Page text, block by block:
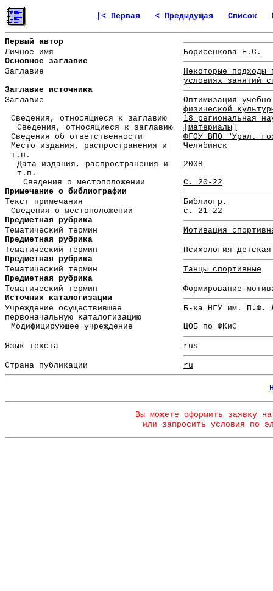
|< Первая < Предыдущая Список
Первый автор
Личное имя
Борисенкова Е.С.
Основное заглавие
Заглавие
Некоторые подходы
условиях занятий
Заглавие источника
Заглавие
Оптимизация
физической
Сведения, относящиеся к заглавию
18 региональная
Сведения, относящиеся к заглавию
[материалы]
Сведения об ответственности
ФГОУ ВПО "Урал.
Место издания, распространения и
т.п.
Челябинск
Дата издания, распространения и
т.п.
2008
Сведения о местоположении
С. 20-22
Примечание о библиографии
Текст примечания
Библиогр.
Сведения о местоположении
с. 21-22
Предметная рубрика
Тематический термин
Мотивация
Предметная рубрика
Тематический термин
Психология детская
Предметная рубрика
Тематический термин
Танцы спортивные
Предметная рубрика
Тематический термин
Формирование
Источник каталогизации
Учреждение осуществившее
первоначальную каталогизацию
Б-ка НГУ им. П.Ф.
Модифицирующее учреждение
ЦОБ по ФКиС
Язык текста rus
Страна публикации ru
Вы можете оформить заявку
или запросить условия по